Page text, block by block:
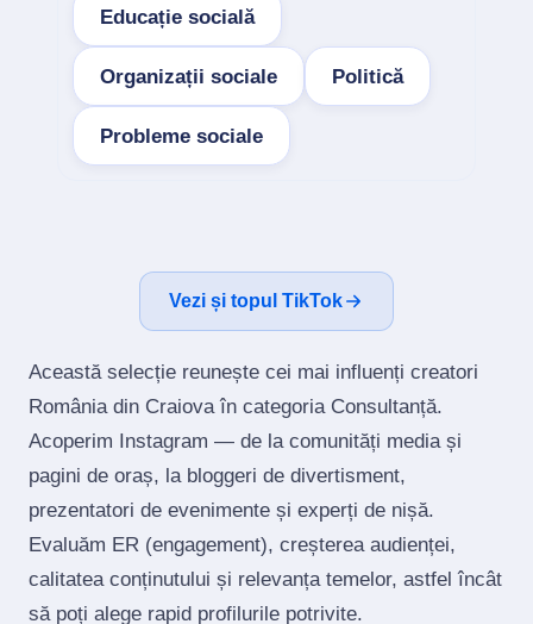
Educație socială
Organizații sociale Politică
Probleme sociale
Vezi și topul TikTok
Această selecție reunește cei mai influenți creatori
România din Craiova în categoria Consultanță.
Acoperim Instagram — de la comunități media și
pagini de oraș, la bloggeri de divertisment,
prezentatori de evenimente și experți de nișă.
Evaluăm ER (engagement), creșterea audienței,
calitatea conținutului și relevanța temelor, astfel încât
să poți alege rapid profilurile potrivite.